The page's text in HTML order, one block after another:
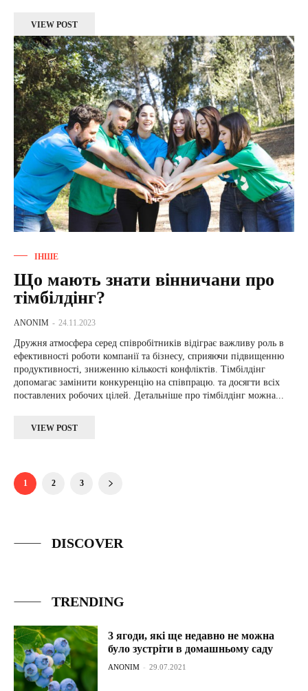
VIEW POST
ІНШЕ
Що мають знати вінничани про
тімбілдінг?
ANONIM - 24.11.2023
Дружня атмосфера серед співробітників відіграє важливу роль в
ефективності роботи компанії та бізнесу, сприяючи підвищенню
продуктивності, зниженню кількості конфліктів. Тімбілдінг
допомагає замінити конкуренцію на співпрацю. та досягти всіх
поставлених робочих цілей. Детальніше про тімбілдінг можна...
VIEW POST
1 2 3
DISCOVER
TRENDING
3 ягоди, які ще недавно не можна
було зустріти в домашньому саду
ANONIM - 29.07.2021